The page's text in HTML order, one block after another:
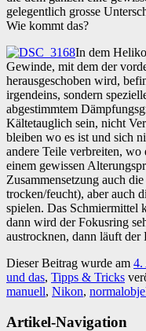
gelegentlich grosse
Wie kommt das?
In dem
Gewinde, mit dem der
herausgeschoben wird,
irgendeins, sondern
abgestimmtem
Kältetauglich sein, nicht
bleiben wo es ist und sich
andere Teile verbreiten, wo
einem gewissen
Zusammensetzung auch
trocken/feucht), aber auch
spielen. Das Schmiermittel
dann wird der Fokusring
austrocknen, dann läuft der
Dieser Beitrag wurde am 4.
und das, Tipps & Tricks
manuell, Nikon,
Artikel-Navigation